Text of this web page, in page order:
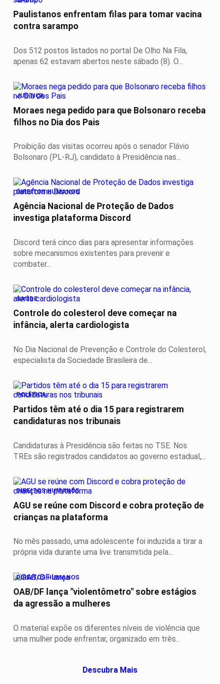
Paulistanos enfrentam filas para tomar vacina
contra sarampo
Dos 512 postos listados no portal De Olho Na Fila,
apenas 62 estavam abertos neste sábado (8). O...
JUSTIÇA
Moraes nega pedido para que Bolsonaro receba
filhos no Dia dos Pais
Proibição das visitas ocorreu após o senador Flávio
Bolsonaro (PL-RJ), candidato à Presidência nas...
DIREITOS HUMANOS
Agência Nacional de Proteção de Dados
investiga plataforma Discord
Discord terá cinco dias para apresentar informações
sobre mecanismos existentes para prevenir e
combater...
SAÚDE
Controle do colesterol deve começar na
infância, alerta cardiologista
No Dia Nacional de Prevenção e Controle do Colesterol,
especialista da Sociedade Brasileira de...
POLÍTICA
Partidos têm até o dia 15 para registrarem
candidaturas nos tribunais
Candidaturas à Presidência são feitas no TSE. Nos
TREs são registrados candidatos ao governo estadual,...
DIREITOS HUMANOS
AGU se reúne com Discord e cobra proteção de
crianças na plataforma
No mês passado, uma adolescente foi induzida a tirar a
própria vida durante uma live transmitida pela...
DIREITOS HUMANOS
OAB/DF lança "violentômetro" sobre estágios
da agressão a mulheres
O material expõe os diferentes níveis de violência que
uma mulher pode enfrentar, organizado em três...
Descubra Mais